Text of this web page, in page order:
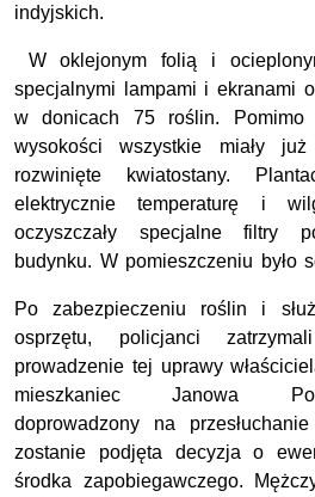
indyjskich.
W oklejonym folią i
specjalnymi lampami i ekranami
w donicach 75 roślin. Pomimo
wysokości wszystkie miały
rozwinięte kwiatostany.
elektrycznie temperaturę i
oczyszczały specjalne filtry
budynku. W pomieszczeniu było
Po zabezpieczeniu roślin i
osprzętu, policjanci
prowadzenie tej uprawy
mieszkaniec Janowa
doprowadzony na
zostanie podjęta decyzja o
środka zapobiegawczego.